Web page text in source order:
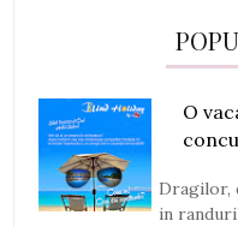
O
Dragilor,
in